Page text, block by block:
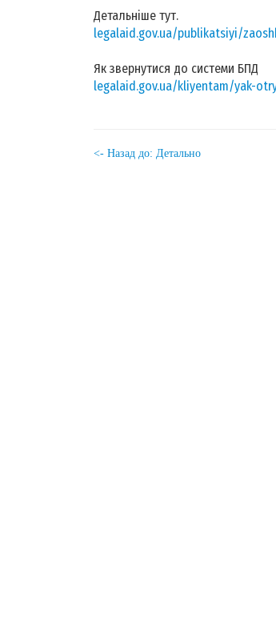
Детальніше тут.
legalaid.gov.ua/publikatsiyi/
Як звернутися до системи БПД
legalaid.gov.ua/kliyentam/yak-
<- Назад до: Детально